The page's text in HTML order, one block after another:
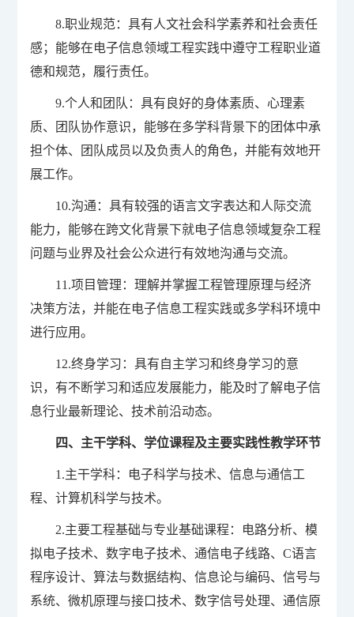
8.职业规范：具有人文社会科学素养和社会责任
感；能够在电子信息领域工程实践中遵守工程职业道
德和规范，履行责任。
9.个人和团队：具有良好的身体素质、心理素
质、团队协作意识，能够在多学科背景下的团体中承
担个体、团队成员以及负责人的角色，并能有效地开
展工作。
10.沟通：具有较强的语言文字表达和人际交流
能力，能够在跨文化背景下就电子信息领域复杂工程
问题与业界及社会公众进行有效地沟通与交流。
11.项目管理：理解并掌握工程管理原理与经济
决策方法，并能在电子信息工程实践或多学科环境中
进行应用。
12.终身学习：具有自主学习和终身学习的意
识，有不断学习和适应发展能力，能及时了解电子信
息行业最新理论、技术前沿动态。
四、主干学科、学位课程及主要实践性教学环节
1.主干学科：电子科学与技术、信息与通信工
程、计算机科学与技术。
2.主要工程基础与专业基础课程：电路分析、模
拟电子技术、数字电子技术、通信电子线路、C语言
程序设计、算法与数据结构、信息论与编码、信号与
系统、微机原理与接口技术、数字信号处理、通信原